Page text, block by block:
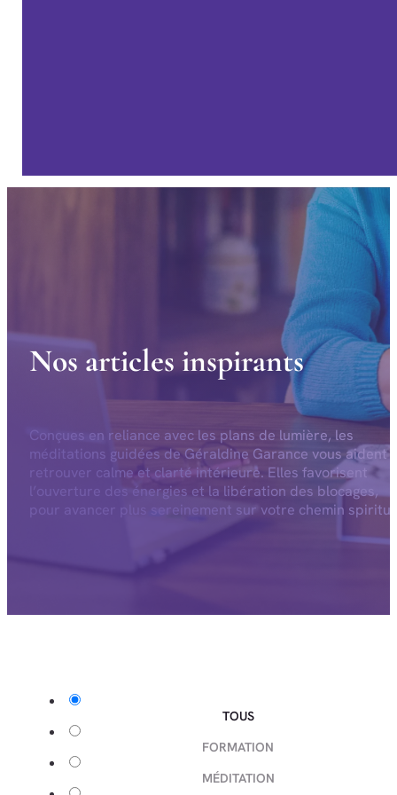
Nos articles inspirants
Conçues en reliance avec les plans de lumière, les
méditations guidées de Géraldine Garance vous aident
retrouver calme et clarté intérieure. Elles favorisent
l’ouverture des énergies et la libération des blocages,
pour avancer plus sereinement sur votre chemin
TOUS
FORMATION
MÉDITATION